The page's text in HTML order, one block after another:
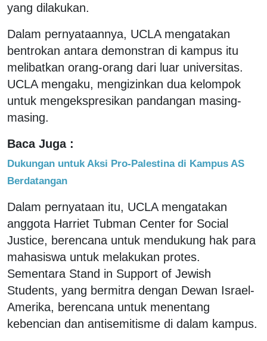
yang dilakukan.
Dalam pernyataannya, UCLA mengatakan
bentrokan antara demonstran di kampus itu
melibatkan orang-orang dari luar universitas.
UCLA mengaku, mengizinkan dua kelompok
untuk mengekspresikan pandangan masing-
masing.
Baca Juga :
Dukungan untuk Aksi Pro-Palestina di Kampus AS
Berdatangan
Dalam pernyataan itu, UCLA mengatakan
anggota Harriet Tubman Center for Social
Justice, berencana untuk mendukung hak para
mahasiswa untuk melakukan protes.
Sementara Stand in Support of Jewish
Students, yang bermitra dengan Dewan Israel-
Amerika, berencana untuk menentang
kebencian dan antisemitisme di dalam kampus.